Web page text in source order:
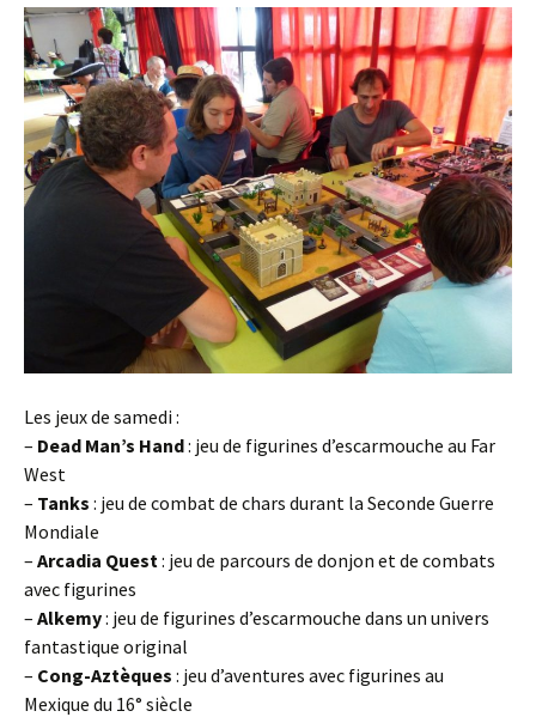
Les jeux de samedi :
– Dead Man’s Hand: jeu de figurines d’escarmouche au Far
West
– Tanks : jeu de combat de chars durant la Seconde Guerre
Mondiale
– Arcadia Quest : jeu de parcours de donjon et de combats
avec figurines
– Alkemy: jeu de figurines d’escarmouche dans un univers
fantastique original
– Cong-Aztèques : jeu d’aventures avec figurines au
Mexique du 16° siècle